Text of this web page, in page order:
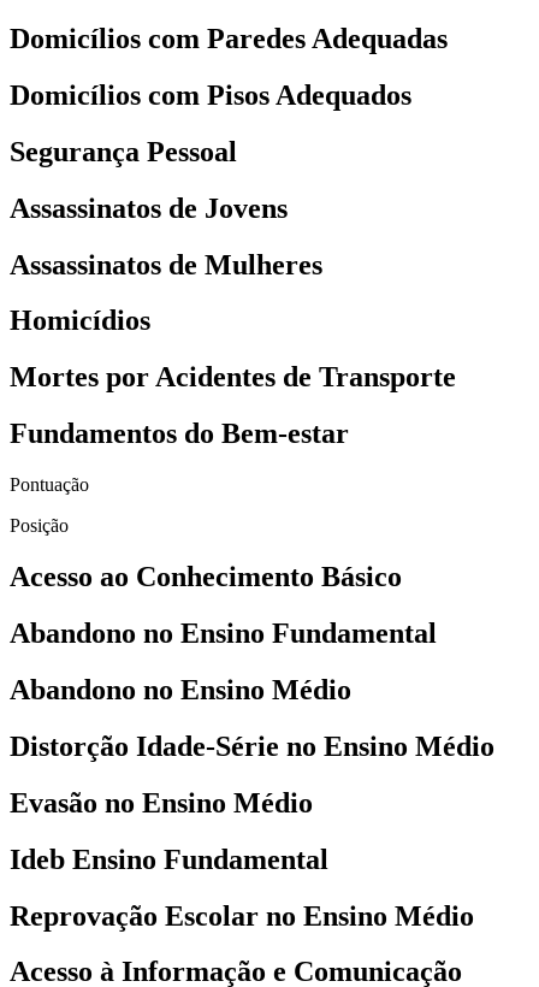
Domicílios com Paredes Adequadas
Domicílios com Pisos Adequados
Segurança Pessoal
Assassinatos de Jovens
Assassinatos de Mulheres
Homicídios
Mortes por Acidentes de Transporte
Fundamentos do Bem-estar
Pontuação
Posição
Acesso ao Conhecimento Básico
Abandono no Ensino Fundamental
Abandono no Ensino Médio
Distorção Idade-Série no Ensino Médio
Evasão no Ensino Médio
Ideb Ensino Fundamental
Reprovação Escolar no Ensino Médio
Acesso à Informação e Comunicação